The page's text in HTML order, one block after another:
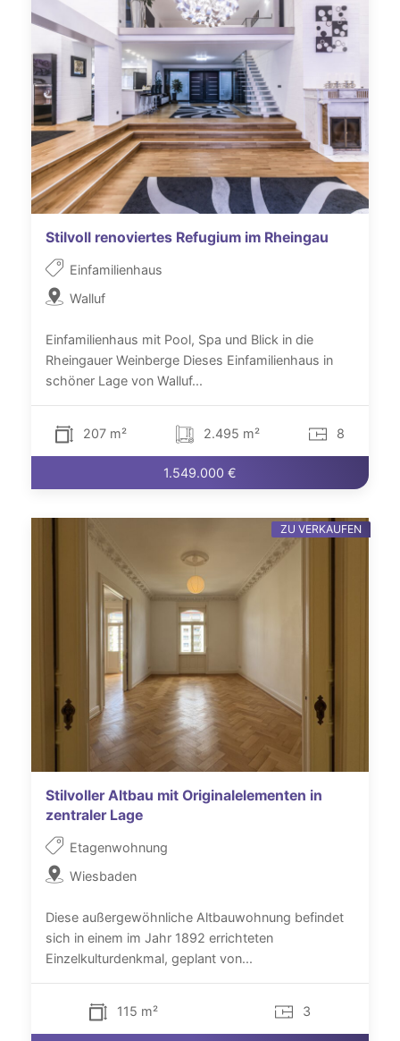
Stilvoll renoviertes Refugium im Rheingau
Einfamilienhaus
Walluf
Einfamilienhaus mit Pool, Spa und Blick in die
Rheingauer Weinberge Dieses Einfamilienhaus in
schöner Lage von Walluf...
207 m² 2.495 m² 8
1.549.000 €
Stilvoller Altbau mit Originalelementen in
zentraler Lage
Etagenwohnung
Wiesbaden
Diese außergewöhnliche Altbauwohnung befindet
sich in einem im Jahr 1892 errichteten
Einzelkulturdenkmal, geplant von...
115 m² 3
ZU VERKAUFEN